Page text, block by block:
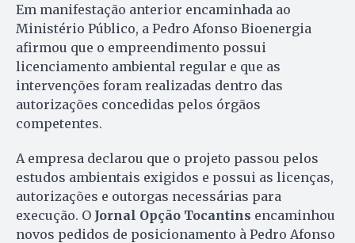
Em manifestação anterior encaminhada ao
Ministério Público, a Pedro Afonso Bioenergia
afirmou que o empreendimento possui
licenciamento ambiental regular e que as
intervenções foram realizadas dentro das
autorizações concedidas pelos órgãos
competentes.
A empresa declarou que o projeto passou pelos
estudos ambientais exigidos e possui as licenças,
autorizações e outorgas necessárias para
execução. O Jornal Opção Tocantins encaminhou
novos pedidos de posicionamento à Pedro Afonso